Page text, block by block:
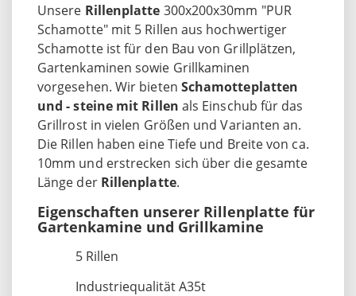
Unsere Rillenplatte 300x200x30mm "PUR
Schamotte" mit 5 Rillen aus hochwertiger
Schamotte ist für den Bau von Grillplätzen,
Gartenkaminen sowie Grillkaminen
vorgesehen. Wir bieten Schamotteplatten
und - steine mit Rillen als Einschub für das
Grillrost in vielen Größen und Varianten an.
Die Rillen haben eine Tiefe und Breite von ca.
10mm und erstrecken sich über die gesamte
Länge der Rillenplatte.
Eigenschaften unserer Rillenplatte für
Gartenkamine und Grillkamine
5 Rillen
Industriequalität A35t